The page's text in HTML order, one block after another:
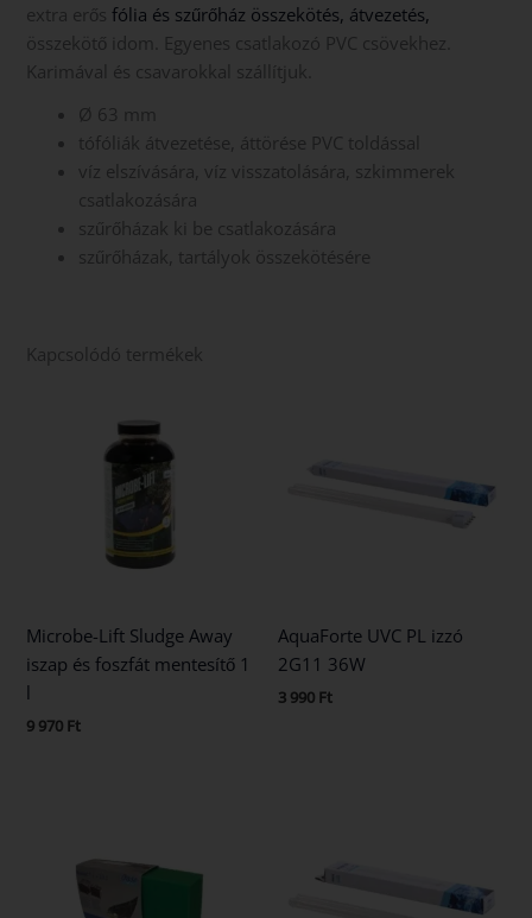
extra erősfólia és szűrőház összekötés, átvezetés,
összekötő idom. Egyenes csatlakozó PVC csövekhez.
Karimával és csavarokkal szállítjuk.
Ø 63 mm
tófóliák átvezetése, áttörése PVC toldással
víz elszívására, víz visszatolására, szkimmerek
csatlakozására
szűrőházak ki be csatlakozására
szűrőházak, tartályok összekötésére
Kapcsolódó termékek
Microbe-Lift Sludge Away
iszap és foszfát mentesítő 1
l
9 970 Ft
AquaForte UVC PL izzó
2G11 36W
3 990 Ft